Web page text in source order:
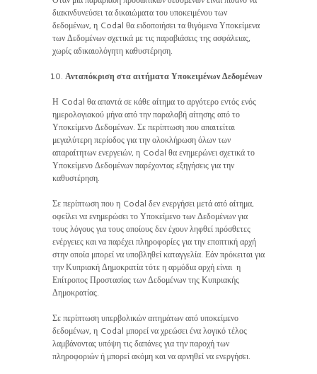
διακινδυνεύσει τα δικαιώματα του υποκειμένου των
δεδομένων, η Codal θα ειδοποιήσει τα θιγόμενα Υποκείμενα
των Δεδομένων σχετικά με τις παραβιάσεις της ασφάλειας,
χωρίς αδικαιολόγητη καθυστέρηση.
Ανταπόκριση στα αιτήματα Υποκειμένων Δεδομένων
Η Codal θα απαντά σε κάθε αίτημα το αργότερο εντός ενός
ημερολογιακού μήνα από την παραλαβή αίτησης από το
Υποκείμενο Δεδομένων. Σε περίπτωση που απαιτείται
μεγαλύτερη περίοδος για την ολοκλήρωση όλων των
απαραίτητων ενεργειών, η Codal θα ενημερώνει σχετικά το
Υποκείμενο Δεδομένων παρέχοντας εξηγήσεις για την
καθυστέρηση.
Σε περίπτωση που η Codal δεν ενεργήσει μετά από αίτημα,
οφείλει να ενημερώσει το Υποκείμενο των Δεδομένων για
τους λόγους για τους οποίους δεν έχουν ληφθεί πρόσθετες
ενέργειες και να παρέχει πληροφορίες για την εποπτική αρχή
στην οποία μπορεί να υποβληθεί καταγγελία. Εάν πρόκειται για
την Κυπριακή Δημοκρατία τότε η αρμόδια αρχή είναι η
Επίτροπος Προστασίας των Δεδομένων της Κυπριακής
Δημοκρατίας.
Σε περίπτωση υπερβολικών αιτημάτων από υποκείμενο
δεδομένων, η Codal μπορεί να χρεώσει ένα λογικό τέλος
λαμβάνοντας υπόψη τις δαπάνες για την παροχή των
πληροφοριών ή μπορεί ακόμη και να αρνηθεί να ενεργήσει.